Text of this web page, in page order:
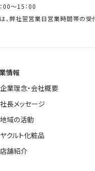
00～15：00
、弊社翌営業日営業時間帯の受
情報
企業理念・会社概要
社長メッセージ
地域の活動
ヤクルト化粧品
店舗紹介